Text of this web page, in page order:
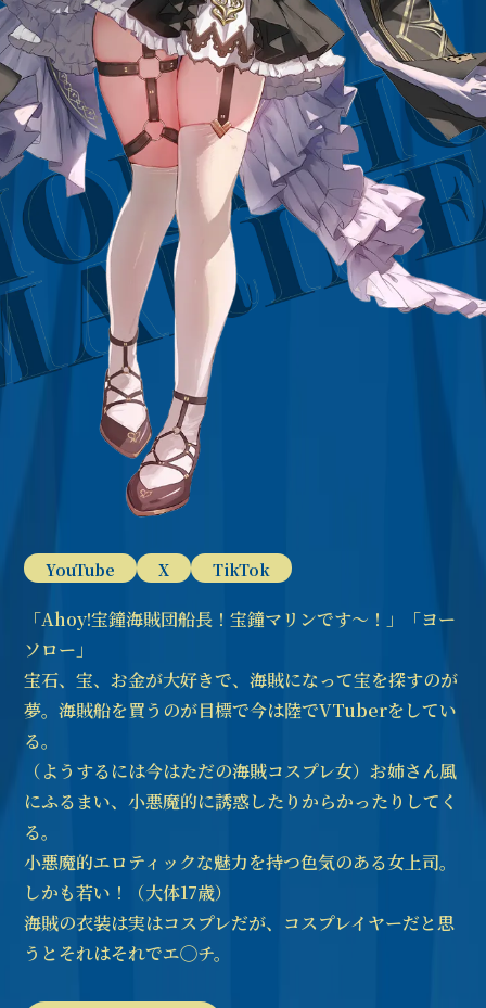
YouTube X TikTok
「Ahoy!宝鐘海賊団船長！宝鐘マリンです～！」「ヨー
ソロー」
宝石、宝、お金が大好きで、海賊になって宝を探すのが
夢。海賊船を買うのが目標で今は陸でVTuberをしてい
る。
（ようするには今はただの海賊コスプレ女）お姉さん風
にふるまい、小悪魔的に誘惑したりからかったりしてく
る。
小悪魔的エロティックな魅力を持つ色気のある女上司。
しかも若い！（大体17歳）
海賊の衣装は実はコスプレだが、コスプレイヤーだと思
うとそれはそれでエ◯チ。